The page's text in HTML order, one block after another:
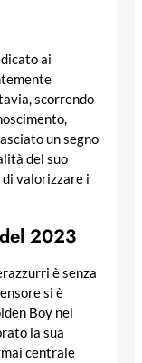
ai
scorrendo
un segno
del suo
valorizzare i
2023
è senza
si è
Boy nel
la sua
centrale